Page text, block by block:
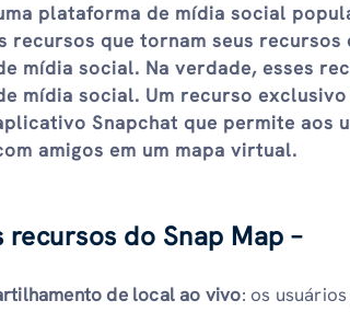
plataforma de mídia social
recursos que tornam seus
mídia social. Na verdade, esses
mídia social. Um recurso exclusivo
Snapchat que permite aos
amigos em um mapa virtual.
do Snap Map –
de local ao vivo: os